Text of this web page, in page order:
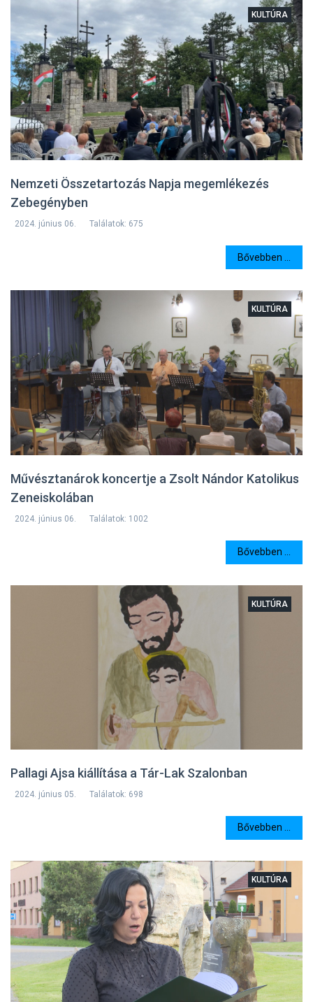
Nemzeti Összetartozás Napja megemlékezés
Zebegényben
KULTÚRA
2024. június 06. Találatok: 675
Bővebben ...
Művésztanárok koncertje a Zsolt Nándor Katolikus
Zeneiskolában
KULTÚRA
2024. június 06. Találatok: 1002
Bővebben ...
Pallagi Ajsa kiállítása a Tár-Lak Szalonban
KULTÚRA
2024. június 05. Találatok: 698
Bővebben ...
KULTÚRA